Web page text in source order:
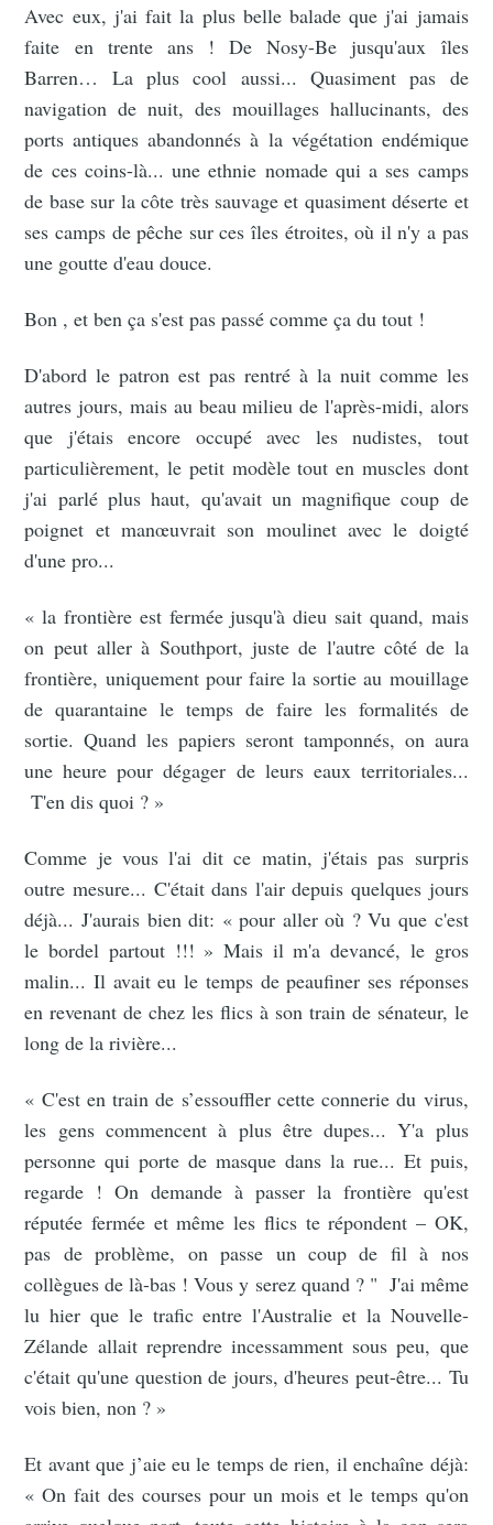
Avec eux, j'ai fait la plus belle balade que j'ai jamais
faite en trente ans ! De Nosy-Be jusqu'aux îles
Barren… La plus cool aussi... Quasiment pas de
navigation de nuit, des mouillages hallucinants, des
ports antiques abandonnés à la végétation endémique
de ces coins-là... une ethnie nomade qui a ses camps
de base sur la côte très sauvage et quasiment déserte et
ses camps de pêche sur ces îles étroites, où il n'y a pas
une goutte d'eau douce.
Bon , et ben ça s'est pas passé comme ça du tout !
D'abord le patron est pas rentré à la nuit comme les
autres jours, mais au beau milieu de l'après-midi, alors
que j'étais encore occupé avec les nudistes, tout
particulièrement, le petit modèle tout en muscles dont
j'ai parlé plus haut, qu'avait un magnifique coup de
poignet et manœuvrait son moulinet avec le doigté
d'une pro...
« la frontière est fermée jusqu'à dieu sait quand, mais
on peut aller à Southport, juste de l'autre côté de la
frontière, uniquement pour faire la sortie au mouillage
de quarantaine le temps de faire les formalités de
sortie. Quand les papiers seront tamponnés, on aura
une heure pour dégager de leurs eaux territoriales...
T'en dis quoi ? »
Comme je vous l'ai dit ce matin, j'étais pas surpris
outre mesure... C'était dans l'air depuis quelques jours
déjà... J'aurais bien dit: « pour aller où ? Vu que c'est
le bordel partout !!! » Mais il m'a devancé, le gros
malin... Il avait eu le temps de peaufiner ses réponses
en revenant de chez les flics à son train de sénateur, le
long de la rivière...
« C'est en train de s’essouffler cette connerie du virus,
les gens commencent à plus être dupes... Y'a plus
personne qui porte de masque dans la rue... Et puis,
regarde ! On demande à passer la frontière qu'est
réputée fermée et même les flics te répondent – OK,
pas de problème, on passe un coup de fil à nos
collègues de là-bas ! Vous y serez quand ? " J'ai même
lu hier que le trafic entre l'Australie et la Nouvelle-
Zélande allait reprendre incessamment sous peu, que
c'était qu'une question de jours, d'heures peut-être... Tu
vois bien, non ? »
Et avant que j’aie eu le temps de rien, il enchaîne déjà:
« On fait des courses pour un mois et le temps qu'on